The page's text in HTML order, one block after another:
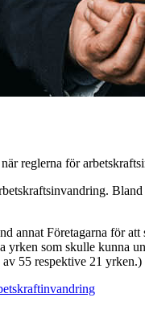
reglerna för
annat Företagarna för
som skulle kunna
55 respektive 21 yrken.)